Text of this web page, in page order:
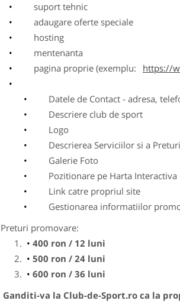
suport tehnic
adaugare oferte speciale
hosting
mentenanta
pagina proprie (exemplu:
https://
Datele de Contact - adresa,
Descriere club de sport
Logo
Descrierea Serviciilor si a
Galerie Foto
Pozitionare pe Harta Interactiva
Link catre propriul site
Gestionarea informatiilor
Preturi promovare:
400 ron / 12 luni
500 ron / 24 luni
600 ron / 36 luni
Ganditi-va la Club-de-Sport.ro ca la